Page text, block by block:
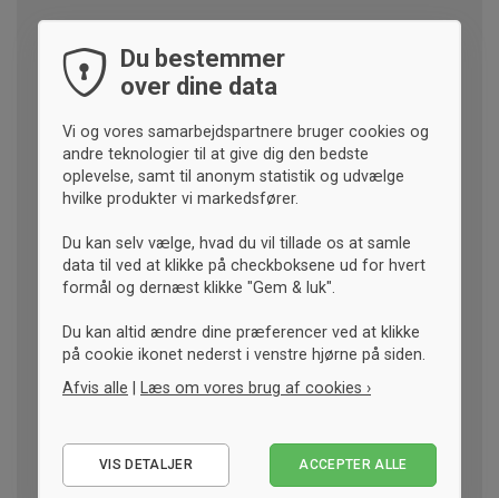
Du bestemmer
over dine data
Vi og vores samarbejdspartnere bruger cookies og
andre teknologier til at give dig den bedste
oplevelse, samt til anonym statistik og udvælge
hvilke produkter vi markedsfører.
Du kan selv vælge, hvad du vil tillade os at samle
data til ved at klikke på checkboksene ud for hvert
formål og dernæst klikke "Gem & luk".
Du kan altid ændre dine præferencer ved at klikke
på cookie ikonet nederst i venstre hjørne på siden.
Afvis alle
Læs om vores brug af cookies ›
Statistiske
VIS DETALJER ACCEPTER ALLE